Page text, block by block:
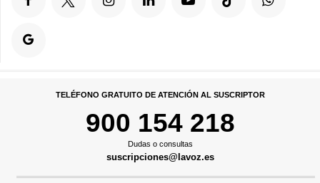
TELÉFONO GRATUITO DE ATENCIÓN AL SUSCRIPTOR
900 154 218
Dudas o consultas
suscripciones@lavoz.es